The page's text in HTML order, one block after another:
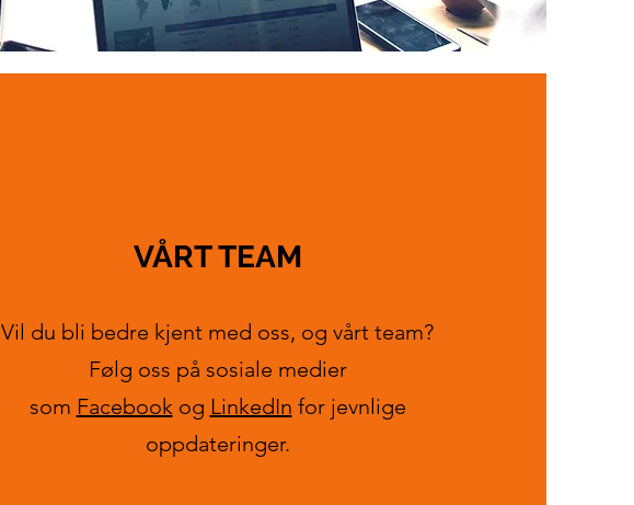
VÅRT TEAM
Vil du bli bedre kjent med oss, og vårt team?
Følg oss på sosiale medier
som Facebookog LinkedIn for jevnlige
oppdateringer.